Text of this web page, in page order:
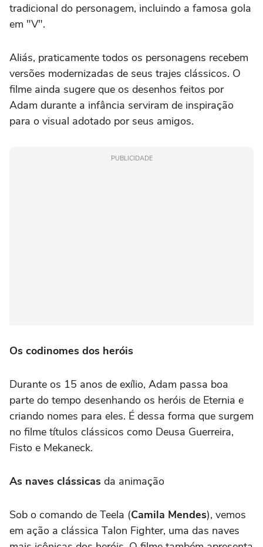
tradicional do personagem, incluindo a famosa gola
em "V".
Aliás, praticamente todos os personagens recebem
versões modernizadas de seus trajes clássicos. O
filme ainda sugere que os desenhos feitos por
Adam durante a infância serviram de inspiração
para o visual adotado por seus amigos.
PUBLICIDADE
Os codinomes dos heróis
Durante os 15 anos de exílio, Adam passa boa
parte do tempo desenhando os heróis de Eternia e
criando nomes para eles. É dessa forma que surgem
no filme títulos clássicos como Deusa Guerreira,
Fisto e Mekaneck.
As naves clássicas da animação
Sob o comando de Teela (Camila Mendes), vemos
em ação a clássica Talon Fighter, uma das naves